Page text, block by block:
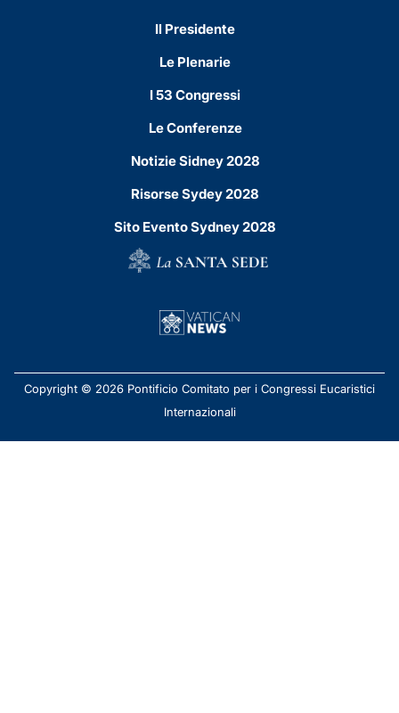
Il Presidente
Le Plenarie
I 53 Congressi
Le Conferenze
Notizie Sidney 2028
Risorse Sydey 2028
Sito Evento Sydney 2028
Copyright © 2026 Pontificio Comitato per i Congressi Eucaristici
Internazionali